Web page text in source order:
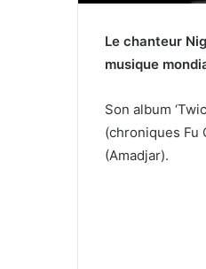
Le chanteur
musique
Son album
(chroniques Fu
(Amadjar).